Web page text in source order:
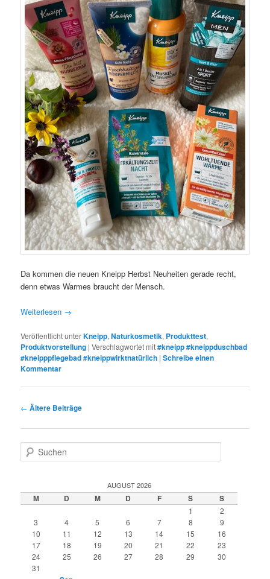
Da kommen die neuen Kneipp Herbst Neuheiten gerade recht,
denn etwas Warmes braucht der Mensch.
Weiterlesen →
Veröffentlicht unterKneipp,Naturkosmetik, Produkttest,
Produktvorstellung |Verschlagwortet mit#kneipp #kneippduschbad
#kneipppflegebad #kneippwirktnatürlich |Schreibe einen
Kommentar
Beitragsnavigation
← Ältere Beiträge
u
e
n
AUGUST 2026
M D M D F S S
1
2
3
4 5 6 7 8
9
10
11 12 13 14 15
16
17
18 19 20 21 22
23
24
25 26 27 28 29
30
31